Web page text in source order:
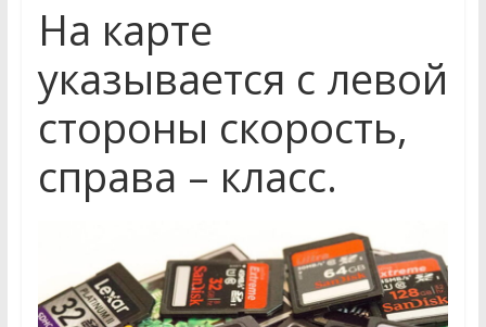
На карте
указывается с левой
стороны скорость,
справа – класс.